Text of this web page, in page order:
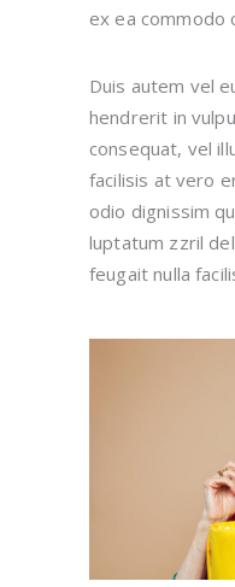
ex ea commodo
Duis autem vel
hendrerit in
consequat, vel
facilisis at vero
odio dignissim
luptatum zzril
feugait nulla